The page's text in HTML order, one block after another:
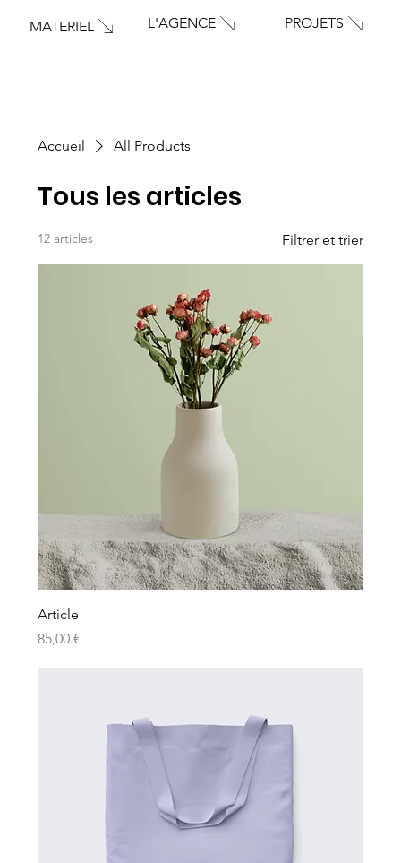
PROJETS
MATERIEL L'AGENCE
Accueil All Products
Tous les articles
12 articles Filtrer et trier
Article
Prix
85,00 €